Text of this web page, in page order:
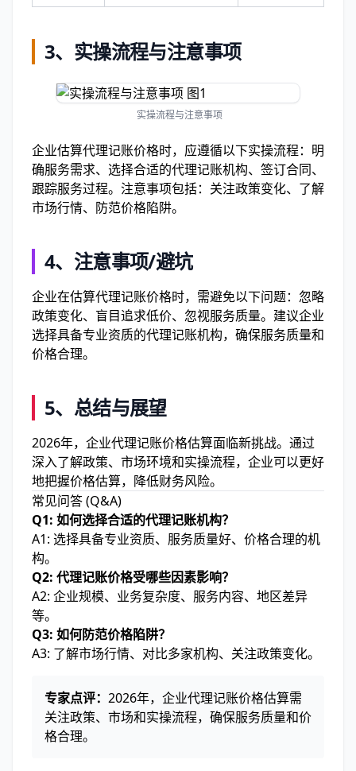
3、实操流程与注意事项
实操流程与注意事项
企业估算代理记账价格时，应遵循以下实操流程：明
确服务需求、选择合适的代理记账机构、签订合同、
跟踪服务过程。注意事项包括：关注政策变化、了解
市场行情、防范价格陷阱。
4、注意事项/避坑
企业在估算代理记账价格时，需避免以下问题：忽略
政策变化、盲目追求低价、忽视服务质量。建议企业
选择具备专业资质的代理记账机构，确保服务质量和
价格合理。
5、总结与展望
2026年，企业代理记账价格估算面临新挑战。通过
深入了解政策、市场环境和实操流程，企业可以更好
地把握价格估算，降低财务风险。
常见问答 (Q&A)
Q1: 如何选择合适的代理记账机构？
A1: 选择具备专业资质、服务质量好、价格合理的机
构。
Q2: 代理记账价格受哪些因素影响？
A2: 企业规模、业务复杂度、服务内容、地区差异
等。
Q3: 如何防范价格陷阱？
A3: 了解市场行情、对比多家机构、关注政策变化。
专家点评： 2026年，企业代理记账价格估算需
关注政策、市场和实操流程，确保服务质量和价
格合理。